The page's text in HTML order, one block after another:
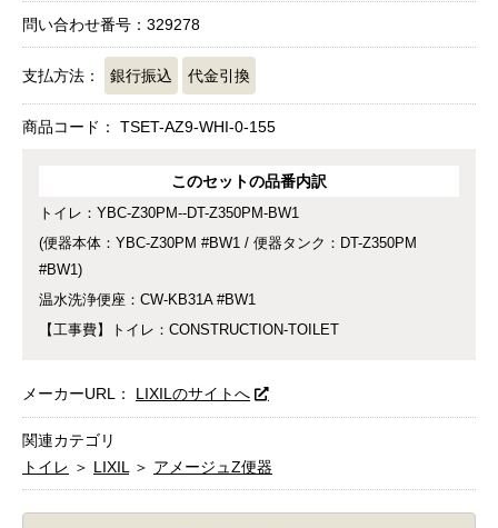
問い合わせ番号：329278
支払方法： 銀行振込 代金引換
商品コード： TSET-AZ9-WHI-0-155
このセットの品番内訳
トイレ：YBC-Z30PM--DT-Z350PM-BW1
(便器本体：YBC-Z30PM #BW1 / 便器タンク：DT-Z350PM
#BW1)
温水洗浄便座：CW-KB31A #BW1
【工事費】トイレ：CONSTRUCTION-TOILET
メーカーURL： LIXILのサイトへ
関連カテゴリ
トイレ ＞ LIXIL ＞ アメージュZ便器